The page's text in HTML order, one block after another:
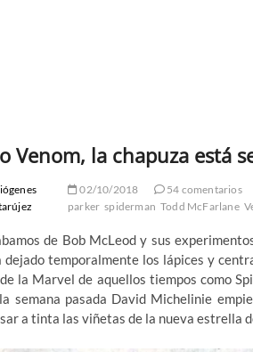
Venom, la chapuza está
02/10/2018 54 comentarios
parker spiderman Todd McFarlane
de Bob McLeod y sus
dejado temporalmente los lápices y
la Marvel de aquellos tiempos como
semana pasada David Michelinie
a tinta las viñetas de la nueva estrella